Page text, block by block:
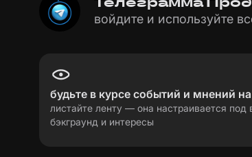
войдите и используйте
будьте в курсе событий и мнений
листайте ленту — она настраивается под
бэкграунд и интересы